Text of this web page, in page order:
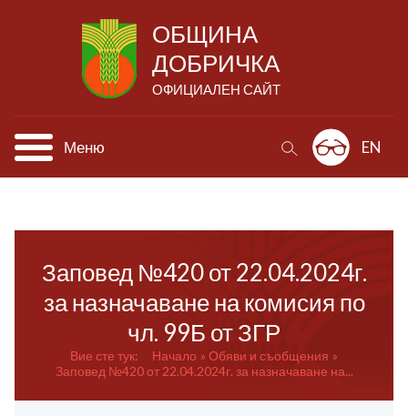
ОБЩИНА
ДОБРИЧКА
ОФИЦИАЛЕН САЙТ
Меню EN
Заповед №420 от 22.04.2024г.
за назначаване на комисия по
чл. 99Б от ЗГР
Вие сте тук: Начало
Обяви и съобщения
Заповед №420 от 22.04.2024г. за назначаване на...